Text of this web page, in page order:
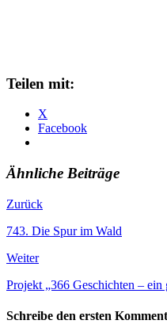
Teilen mit:
X
Facebook
Ähnliche Beiträge
Zurück
743. Die Spur im Wald
Weiter
Projekt „366 Geschichten – ein
Schreibe den ersten